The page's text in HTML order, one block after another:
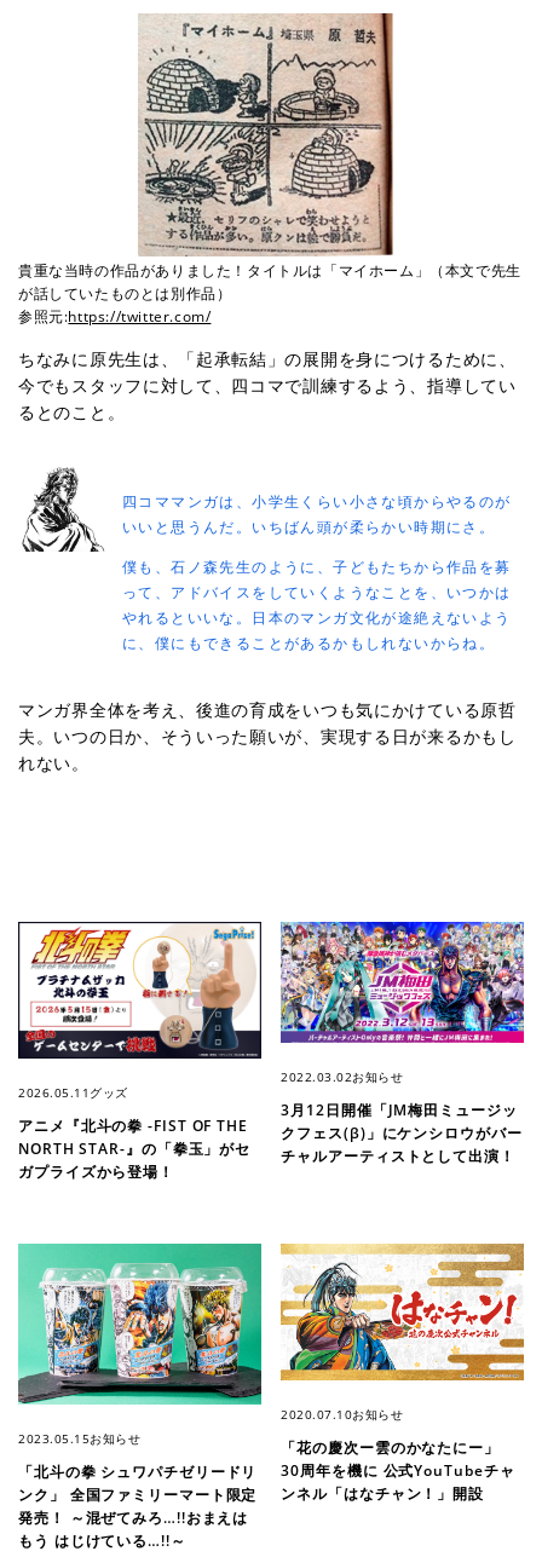
貴重な当時の作品がありました！タイトルは「マイホーム」（本文で先生
が話していたものとは別作品）
参照元:https://twitter.com/
ちなみに原先生は、「起承転結」の展開を身につけるために、
今でもスタッフに対して、四コマで訓練するよう、指導してい
るとのこと。
四コママンガは、小学生くらい小さな頃からやるのが
いいと思うんだ。いちばん頭が柔らかい時期にさ。
僕も、石ノ森先生のように、子どもたちから作品を募
って、アドバイスをしていくようなことを、いつかは
やれるといいな。日本のマンガ文化が途絶えないよう
に、僕にもできることがあるかもしれないからね。
マンガ界全体を考え、後進の育成をいつも気にかけている原哲
夫。いつの日か、そういった願いが、実現する日が来るかもし
れない。
2026.05.11 グッズ
アニメ『北斗の拳 -FIST OF THE
NORTH STAR-』の「拳玉」がセ
ガプライズから登場！
2022.03.02お知らせ
3月12日開催「JM梅田ミュージッ
クフェス(β)」にケンシロウがバー
チャルアーティストとして出演！
2023.05.15お知らせ
「北斗の拳 シュワパチゼリードリ
ンク」 全国ファミリーマート限定
発売！ ～混ぜてみろ…!!おまえは
もう はじけている…!!～
2020.07.10お知らせ
「花の慶次ー雲のかなたにー」
30周年を機に 公式YouTubeチャ
ンネル「はなチャン！」開設